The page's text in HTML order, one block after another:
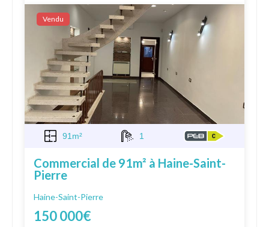
Vendu
91m² 1
Commercial de 91m² à Haine-Saint-
Pierre
Haine-Saint-Pierre
150 000€